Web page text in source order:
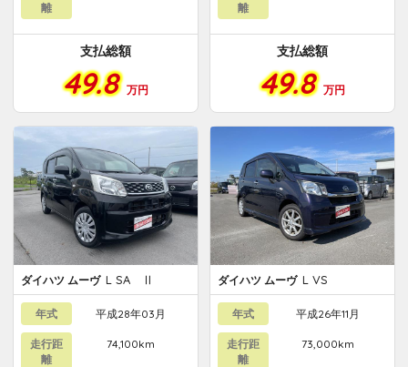
離
支払総額
49.8 万円
離
支払総額
49.8 万円
ダイハツ ムーヴ L SA Ⅱ
年式 平成28年03月
走行距
離
74,100km
ダイハツ ムーヴ L VS
年式 平成26年11月
走行距
離
73,000km